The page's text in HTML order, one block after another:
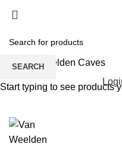
SEARCH
Start typing to see products